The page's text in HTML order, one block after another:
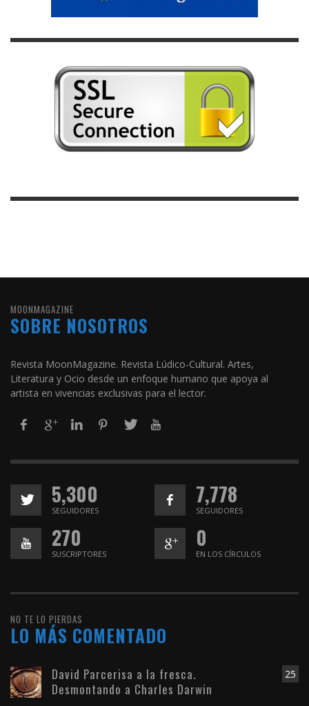
MOONMAGAZINE
SOBRE NOSOTROS
Revista MoonMagazine. Revista Lúdico-Cultural. Artes,
Literatura y Ocio desde un enfoque humano que apoya al
artista en vivencias exclusivas para el lector.
5,300
SEGUIDORES
7,778
SEGUIDORES
270
SUSCRIPTORES
0
EN LOS CÍRCULOS
NO TE LO PIERDAS
LO MÁS COMENTADO
25
David Parcerisa a la fresca.
Desmontando a Charles Darwin